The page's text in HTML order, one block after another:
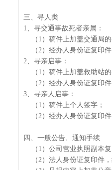
三、寻人类
1、寻交通事故死者亲属：
（1）稿件上加盖交通局
（2）经办人身份证复印
2、寻亲启事：
（1）稿件上加盖救助站
（2）经办人身份证复印
3、寻亲人启事：
（1）稿件上个人签字；
（2）经办人身份证复印
四、一般公告、通知手续
（1）公司营业执照副本
（2）法人身份证复印件